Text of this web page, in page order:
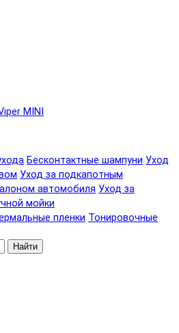
MINI
Бесконтактные шампуни Уход
Уход за подкапотным
автомобиля Уход за
мойки
пленки Тонировочные
Найти